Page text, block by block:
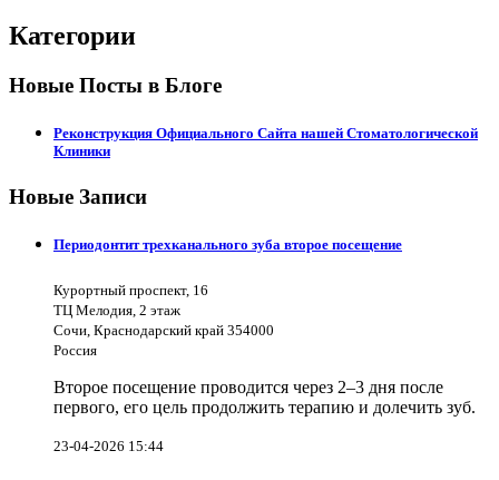
Категории
Новые Посты в Блоге
Реконструкция Официального Сайта нашей Стоматологической
Клиники
Новые Записи
Периодонтит трехканального зуба второе посещение
Курортный проспект, 16
ТЦ Мелодия, 2 этаж
Сочи, Краснодарский край 354000
Россия
Второе посещение проводится через 2–3 дня после
первого, его цель продолжить терапию и долечить зуб.
23-04-2026 15:44